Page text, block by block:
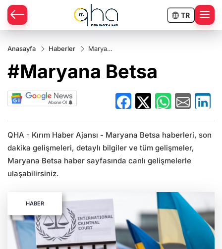
TR
Anasayfa Haberler
Maryana
#Maryana Betsa
QHA - Kırım Haber Ajansı - Maryana Betsa haberleri, son
dakika gelişmeleri, detaylı bilgiler ve tüm gelişmeler,
Maryana Betsa haber sayfasında canlı gelişmelerle
ulaşabilirsiniz.
HABER